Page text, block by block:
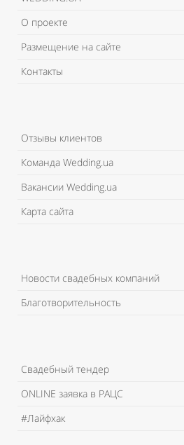
О проекте
Размещение на сайте
Контакты
Отзывы клиентов
Команда Wedding.ua
Вакансии Wedding.ua
Карта сайта
Новости свадебных компаний
Благотворительность
Свадебный тендер
ONLINE заявка в РАЦС
#Лайфхак